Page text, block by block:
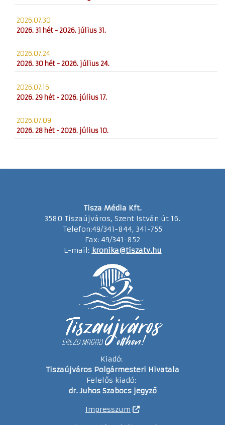
2026.07.30
2026. 31 hét - 2026. július 31.
2026.07.24
2026. 30 hét - 2026. július 24.
2026.07.16
2026. 29 hét - 2026. július 17.
2026.07.09
2026. 28 hét - 2026. július 10.
Tisza Média Kft.
3580 Tiszaújváros, Szent István út 16.
Telefon:49/341-844, 341-755
Fax: 49/341-852
E-mail: kronika@tiszatv.hu
Kiadó:
Tiszaújváros Polgármesteri Hivatala
Felelős kiadó:
dr. Juhos Szabocs jegyző
Impresszum